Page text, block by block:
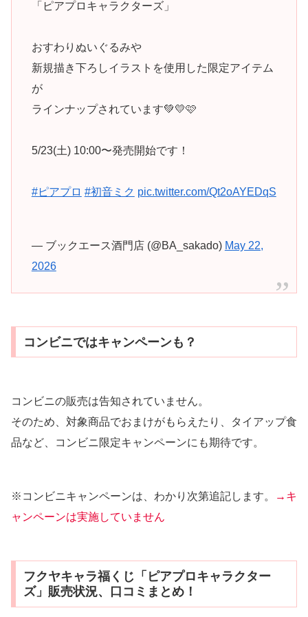
「ピアプロキャラクターズ」
おすわりぬいぐるみや
新規描き下ろしイラストを使用した限定アイテム
が
ラインナップされています💚💛🩷
5/23(土) 10:00〜発売開始です！
#ピアプロ #初音ミク pic.twitter.com/Qt2oAYEDqS
— ブックエース酒門店 (@BA_sakado) May 22,
2026
コンビニではキャンペーンも？
コンビニの販売は告知されていません。
そのため、対象商品でおまけがもらえたり、タイアップ食
品など、コンビニ限定キャンペーンにも期待です。
※コンビニキャンペーンは、わかり次第追記します。
→キ
ャンペーンは実施していません
フクヤキャラ福くじ「ピアプロキャラクター
ズ」販売状況、口コミまとめ！